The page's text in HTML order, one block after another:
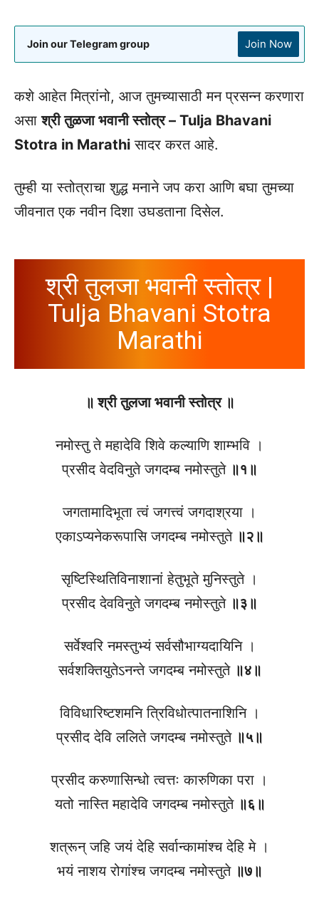
Join our Telegram group Join Now
कशे आहेत मित्रांनो, आज तुमच्यासाठी मन प्रसन्न करणारा
असाश्री तुळजा भवानी स्तोत्र – Tulja Bhavani
Stotra in Marathi सादर करत आहे.
तुम्ही या स्तोत्राचा शुद्ध मनाने जप करा आणि बघा तुमच्या
जीवनात एक नवीन दिशा उघडताना दिसेल.
श्री तुलजा भवानी स्तोत्र |
Tulja Bhavani Stotra
Marathi
॥ श्री तुलजा भवानी स्तोत्र ॥
नमोस्तु ते महादेवि शिवे कल्याणि शाम्भवि ।
प्रसीद वेदविनुते जगदम्ब नमोस्तुते ॥१॥
जगतामादिभूता त्वं जगत्त्वं जगदाश्रया ।
एकाऽप्यनेकरूपासि जगदम्ब नमोस्तुते ॥२॥
सृष्टिस्थितिविनाशानां हेतुभूते मुनिस्तुते ।
प्रसीद देवविनुते जगदम्ब नमोस्तुते ॥३॥
सर्वेश्वरि नमस्तुभ्यं सर्वसौभाग्यदायिनि ।
सर्वशक्तियुतेऽनन्ते जगदम्ब नमोस्तुते ॥४॥
विविधारिष्टशमनि त्रिविधोत्पातनाशिनि ।
प्रसीद देवि ललिते जगदम्ब नमोस्तुते ॥५॥
प्रसीद करुणासिन्धो त्वत्तः कारुणिका परा ।
यतो नास्ति महादेवि जगदम्ब नमोस्तुते ॥६॥
शत्रून् जहि जयं देहि सर्वान्कामांश्च देहि मे ।
भयं नाशय रोगांश्च जगदम्ब नमोस्तुते ॥७॥